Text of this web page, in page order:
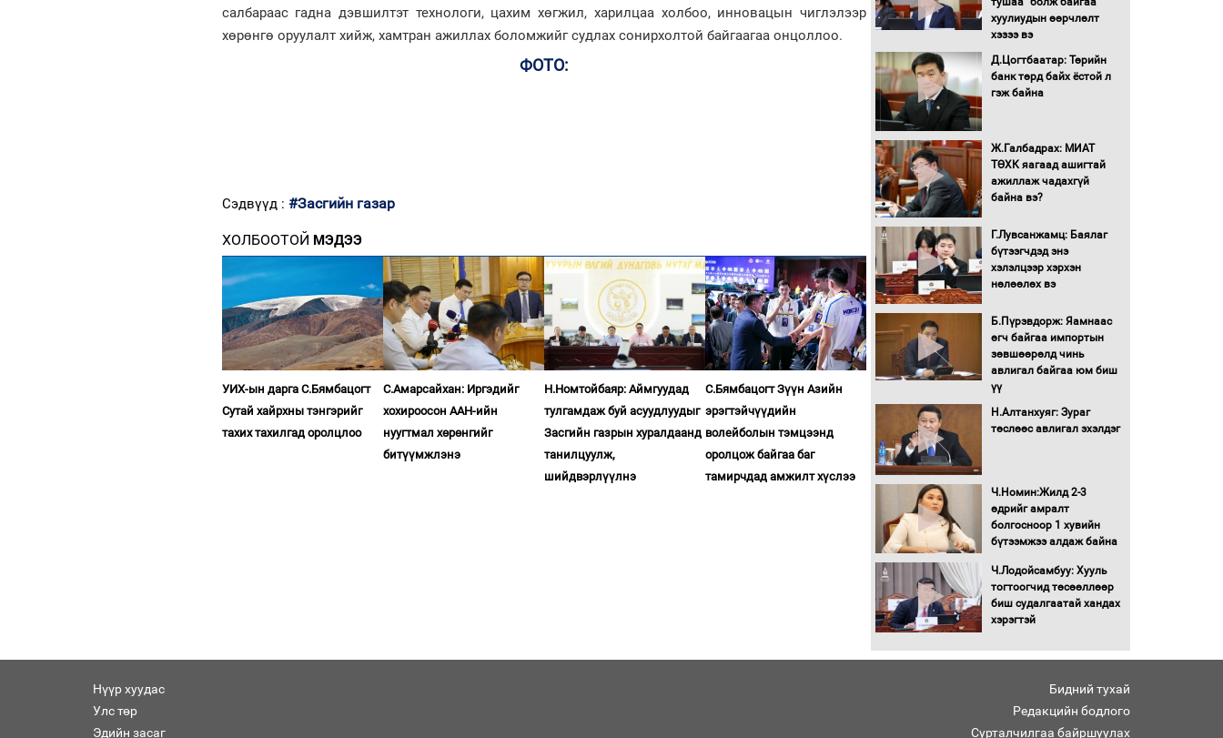
салбараас гадна дэвшилтэт технологи, цахим хөгжил, харилцаа холбоо, инновацын чиглэлээр
хөрөнгө оруулалт хийж, хамтран ажиллах боломжийг судлах сонирхолтой байгаагаа онцоллоо.
ФОТО:
Сэдвүүд : #Засгийн газар
ХОЛБООТОЙ МЭДЭЭ
УИХ-ын дарга С.Бямбацогт
Сутай хайрхны тэнгэрийг
тахих тахилгад оролцлоо
С.Амарсайхан: Иргэдийг
хохироосон ААН-ийн
нуугтмал хөрөнгийг
битүүмжлэнэ
Н.Номтойбаяр: Аймгуудад
тулгамдаж буй асуудлуудыг
Засгийн газрын хуралдаанд
танилцуулж,
шийдвэрлүүлнэ
С.Бямбацогт Зүүн Азийн
эрэгтэйчүүдийн
волейболын тэмцээнд
оролцож байгаа баг
тамирчдад амжилт хүслээ
Бүх шатанд хэмнэлтийн
горимд шилжиж, найр
гадаад томилолтыг
хориглолоо
Засгийн газрын ээлжит
хуралдаан болж байна
Автомашинд улсын
дугаарын тэгш,
сондгойгоор шатахуун
Бага орлоготой
иргэдийн орлогод
татвар ногдуулахгүй
байх эрх зүйн орчныг
Хөшөө бүтсэн түүхийг
Хөвсгөл нуурын лусыг
тахих төрийн тахилгын
ёслол боллоо
“Хар жагсаалт”-ын
асуудлыг цэгцлэх
чиглэлээр
Монголбанкны
хугацаатай үүрэг өглөө
олимпиадын хүрээнд
гарсан зардлыг
шийдвэрлэж өгөхөөр
хуулиудын өөрчлөлт
хэзээ вэ
Д.Цогтбаатар: Төрийн
банк төрд байх ёстой л
гэж байна
Ж.Галбадрах: МИАТ
ТӨХК яагаад ашигтай
ажиллаж чадахгүй
байна вэ?
Г.Лувсанжамц: Баялаг
бүтээгчдэд энэ
хэлэлцээр хэрхэн
нөлөөлөх вэ
Б.Пүрэвдорж: Яамнаас
өгч байгаа импортын
зөвшөөрөлд чинь
авлигал байгаа юм биш
үү
Н.Алтанхуяг: Зураг
төслөөс авлигал эхэлдэг
Ч.Номин:Жилд 2-3
өдрийг амралт
болгосноор 1 хувийн
бүтээмжээ алдаж байна
Ч.Лодойсамбуу: Хууль
тогтоогчид төсөөллөөр
биш судалгаатай хандах
хэрэгтэй
Нүүр хуудас
Улс төр
Эдийн засаг
Бидний тухай
Редакцийн бодлого
Сурталчилгаа байршуулах